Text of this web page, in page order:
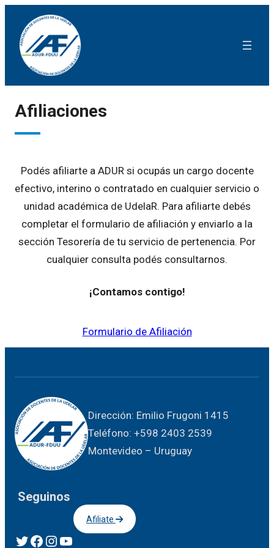
Afiliaciones
Podés afiliarte a ADUR si ocupás un cargo docente
efectivo, interino o contratado en cualquier servicio o
unidad académica de UdelaR. Para afiliarte debés
completar el formulario de afiliación y enviarlo a la
sección Tesorería de tu servicio de pertenencia. Por
cualquier consulta podés consultarnos.
¡Contamos contigo!
Formulario de Afiliación
Dirección: Emilio Frugoni 1415
Teléfono: +598 2403 2539
Montevideo – Uruguay
Seguinos
Twitter
Facebook
Instagram
YouTube
Afiliate